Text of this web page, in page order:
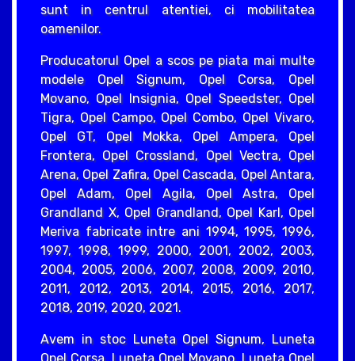
sunt in centrul atentiei, ci mobilitatea
oamenilor.
Producatorul Opel a scos pe piata mai multe
modele Opel Signum, Opel Corsa, Opel
Movano, Opel Insignia, Opel Speedster, Opel
Tigra, Opel Campo, Opel Combo, Opel Vivaro,
Opel GT, Opel Mokka, Opel Ampera, Opel
Frontera, Opel Crossland, Opel Vectra, Opel
Arena, Opel Zafira, Opel Cascada, Opel Antara,
Opel Adam, Opel Agila, Opel Astra, Opel
Grandland X, Opel Grandland, Opel Karl, Opel
Meriva fabricate intre ani 1994, 1995, 1996,
1997, 1998, 1999, 2000, 2001, 2002, 2003,
2004, 2005, 2006, 2007, 2008, 2009, 2010,
2011, 2012, 2013, 2014, 2015, 2016, 2017,
2018, 2019, 2020, 2021.
Avem in stoc Luneta Opel Signum, Luneta